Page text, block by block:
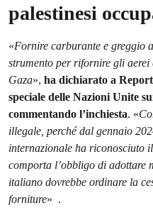
palestinesi
«Fornire carburante e greggio
strumento per rifornire gli aerei
Gaza», ha dichiarato a
speciale delle Nazioni Unite
commentando l’inchiesta. «
illegale, perché dal gennaio
internazionale ha riconosciuto
comporta l’obbligo di adottare
italiano dovrebbe ordinare la
forniture» .